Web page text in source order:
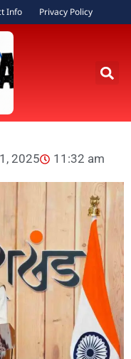
Info Privacy Policy
2025 11:32 am